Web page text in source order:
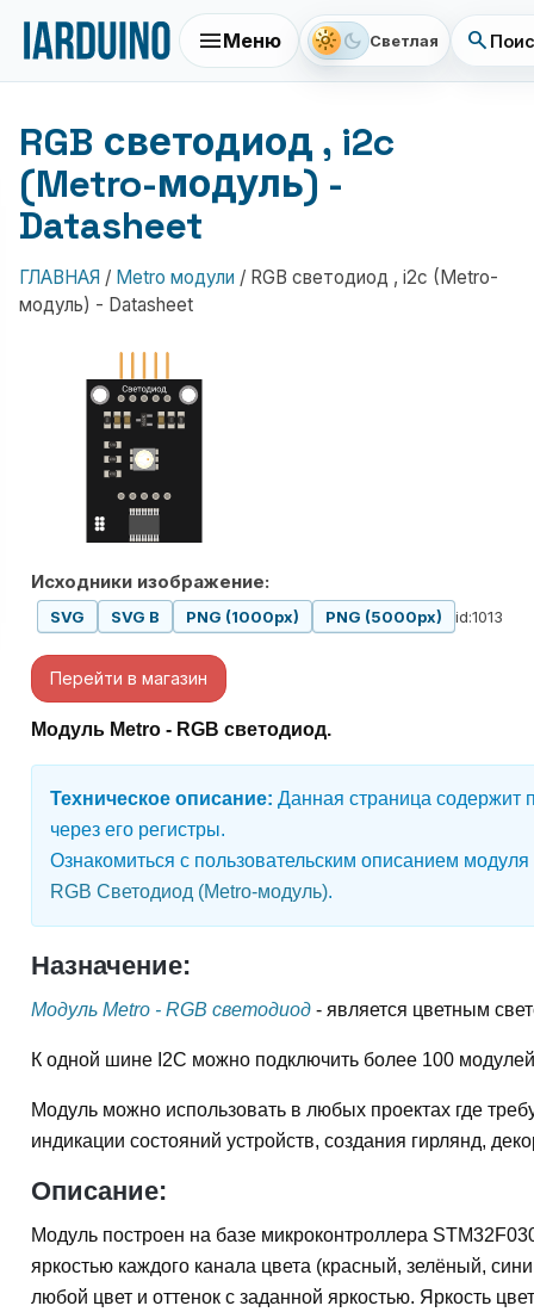
menuМеню light_mode dark_mode Светлая search
RGB светодиод , i2c
(Metro-модуль) -
Datasheet
ГЛАВНАЯ / Metro модули / RGB светодиод , i2c (Metro-
модуль) - Datasheet
Исходники изображение:
SVG SVG B PNG (1000px) PNG (5000px) id:1013
Перейти в магазин
Модуль Metro - RGB светодиод.
Техническое описание: Данная страница содержит
через его регистры.
Ознакомиться с пользовательским описанием
RGB Светодиод (Metro-модуль)
Назначение:
Модуль Metro - RGB светодиод - является цветным
К одной шине I2C можно подключить более 100
Модуль можно использовать в любых проектах где
индикации состояний устройств, создания гирлянд,
Описание:
Модуль построен на базе микроконтроллера
яркостью каждого канала цвета (красный, зелёный,
любой цвет и оттенок с заданной яркостью. Яркость